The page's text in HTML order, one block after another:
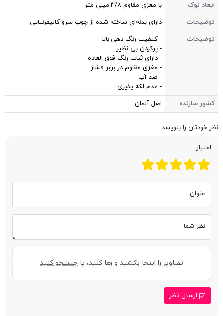
ابعاد نوک
با مغزی مقاوم ۳/۸ میلی متر
توضیحات
دارای بدنه‌ای ساخته شده از چوب سرو کالیفرنیایی
توضیحات
- کیفیت رنگ دهی بالا
- پرکردن بی نظیر
- دارای ثبات رنگ فوق العاده
- مغزی مقاوم در برابر فشار
- ضد آب
- عدم لکه پذیری
کشور سازنده
اصل آلمان
نظر خودتان را بنویسد
امتیاز
عنوان
نظر شما
تصاویر را اینجا بکشید و رها کنید، یا جستجو کنید
ارسال نظر